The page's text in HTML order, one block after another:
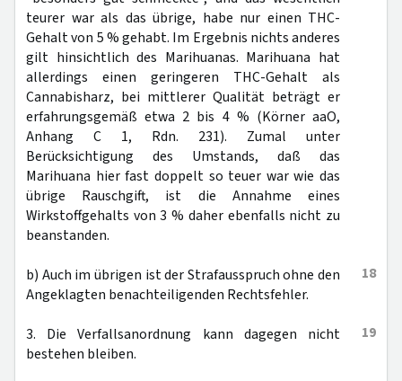
teurer war als das übrige, habe nur einen THC-
Gehalt von 5 % gehabt. Im Ergebnis nichts anderes
gilt hinsichtlich des Marihuanas. Marihuana hat
allerdings einen geringeren THC-Gehalt als
Cannabisharz, bei mittlerer Qualität beträgt er
erfahrungsgemäß etwa 2 bis 4 % (Körner aaO,
Anhang C 1, Rdn. 231). Zumal unter
Berücksichtigung des Umstands, daß das
Marihuana hier fast doppelt so teuer war wie das
übrige Rauschgift, ist die Annahme eines
Wirkstoffgehalts von 3 % daher ebenfalls nicht zu
beanstanden.
18
b) Auch im übrigen ist der Strafausspruch ohne den
Angeklagten benachteiligenden Rechtsfehler.
19
3. Die Verfallsanordnung kann dagegen nicht
bestehen bleiben.